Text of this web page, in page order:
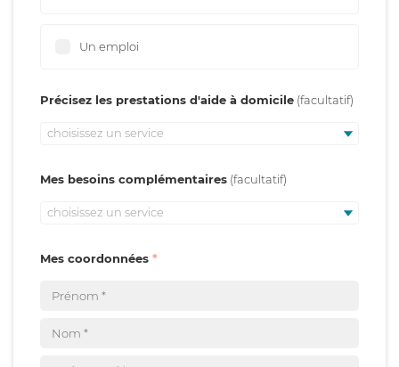
Un emploi
Précisez les prestations d'aide à domicile
choisissez un service
Mes besoins complémentaires
choisissez un service
Mes coordonnées